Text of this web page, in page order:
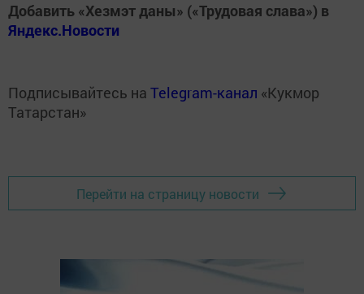
Добавить «Хезмэт даны» («Трудовая слава») в
Яндекс.Новости
Подписывайтесь на Telegram-канал «Кукмор
Татарстан»
Перейти на страницу новости